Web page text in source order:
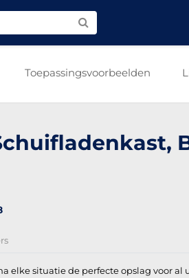
Toepassingsvoorbeelden
elke situatie de perfecte opslag voor